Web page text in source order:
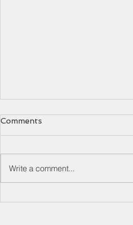
Adóváltozások
Comments
Write a comment...